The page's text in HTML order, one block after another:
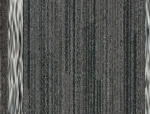
メーカー
スミノエ インテリア
プロダクツ
ECOS/LX-1600
SHADE
¥7,800 / ㎡ 税抜¥7,800/ ㎡